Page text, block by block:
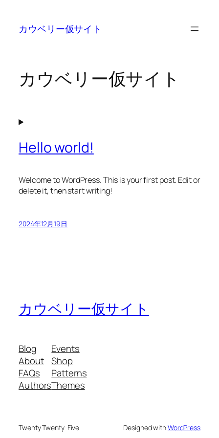
カウベリー仮サイト
カウベリー仮サイト
Hello world!
Welcome to WordPress. This is your first post. Edit or
delete it, then start writing!
2024年12月19日
カウベリー仮サイト
Blog
About
FAQs
Authors
Events
Shop
Patterns
Themes
Twenty Twenty-Five Designed withWordPress